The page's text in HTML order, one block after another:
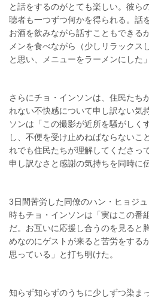
と話をするのがとても楽しい。彼ら
聴者も一つずつ何かを得られる。話
お酒を飲みながら話すこともできる
メンを食べながら（少しリラックス
と思い、メニューをラーメンにした
さらにチョ・インソンは、住民たち
れない不快感について申し訳ない気
ソンは「この撮影が近所を騒がしく
し、不便を受け止めねばならないこ
れでも住民たちが理解してくださっ
申し訳なさと感謝の気持ちを同時に
3日間苦労した同僚のハン・ヒョジ
時もチョ・インソンは「実はこの番
だ。お互いに応援し合うのを見ると
めなのにゲストが来ると苦労をする
思っている」と打ち明けた。
知らず知らずのうちに少しずつ染ま